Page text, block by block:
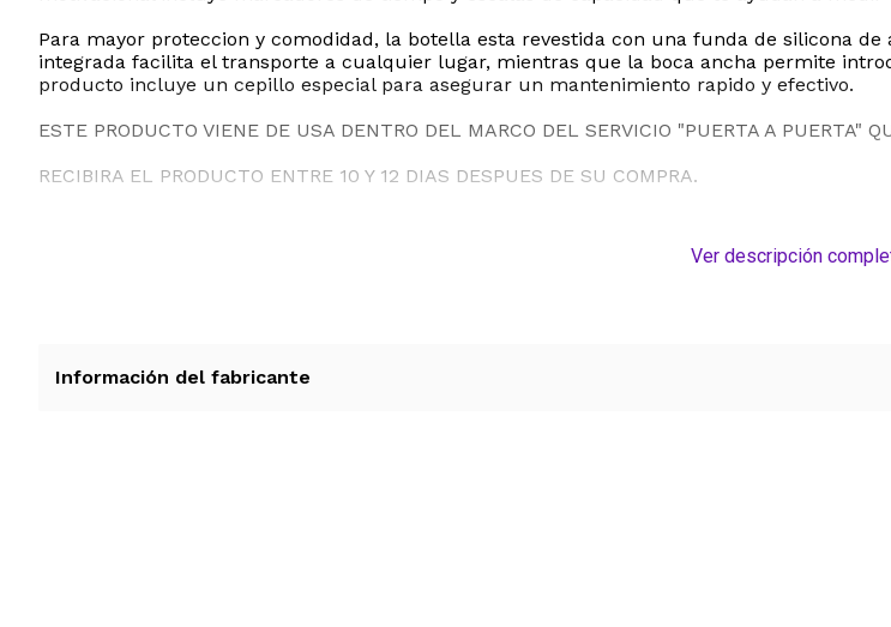
Para mayor proteccion y comodidad, la botella esta revestida con una funda de silicona
integrada facilita el transporte a cualquier lugar, mientras que la boca ancha permite
producto incluye un cepillo especial para asegurar un mantenimiento rapido y efectivo.
ESTE PRODUCTO VIENE DE USA DENTRO DEL MARCO DEL SERVICIO "PUERTA A PUERTA"
RECIBIRA EL PRODUCTO ENTRE 10 Y 12 DIAS DESPUES DE SU COMPRA.
Ver descripción
Información del fabricante